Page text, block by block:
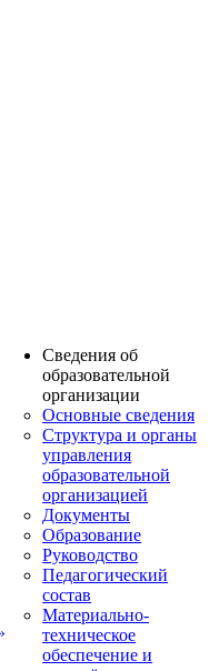
Сведения об
образовательной
организации
Основные сведения
Структура и органы
управления
образовательной
организацией
Документы
Образование
Руководство
Педагогический
состав
Материально-
техническое
обеспечение и